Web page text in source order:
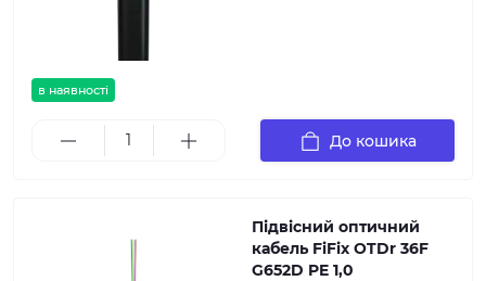
в наявності
До кошика
Підвісний оптичний
кабель FiFix OTDr 36F
G652D PE 1,0